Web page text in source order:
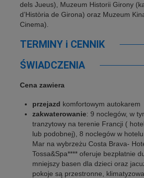
dels Jueus), Muzeum Historii Girony
d’Història de Girona) oraz Muzeum
Cinema).
TERMINY i CENNIK
ŚWIADCZENIA
Cena zawiera
przejazd komfortowym autokarem
zakwaterowanie: 9 noclegów, w
tranzytowy na terenie Francji (
lub podobnej), 8 noclegów w
Mar na wybrzeżu Costa Brava-
Tossa&Spa**** oferuje bezpłatnie
mniejszy basen dla dzieci oraz
pokoje są przestronne,